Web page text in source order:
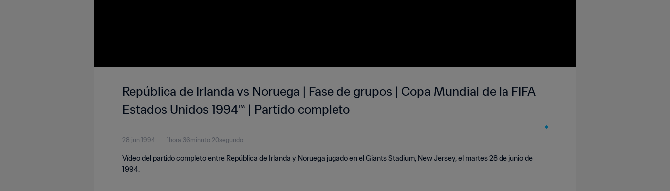
República de Irlanda vs Noruega | Fase de grupos | Copa Mundial de la FIFA
Estados Unidos 1994™ | Partido completo
28 jun 1994 1hora 36minuto 20segundo
Vídeo del partido completo entre República de Irlanda y Noruega jugado en el Giants Stadium, New Jersey, el martes 28 de junio de
1994.